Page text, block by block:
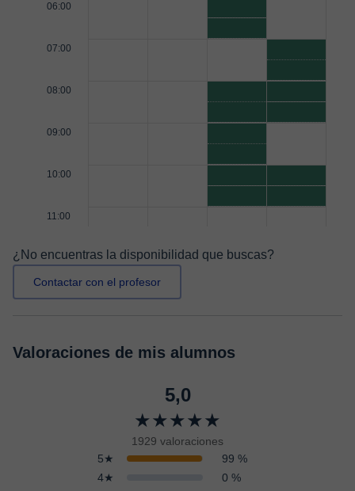
06:00
07:00
08:00
09:00
10:00
11:00
¿No encuentras la disponibilidad que buscas?
Contactar con el profesor
Valoraciones de mis alumnos
5,0
★★★★★
1929 valoraciones
5★
99 %
4★
0 %